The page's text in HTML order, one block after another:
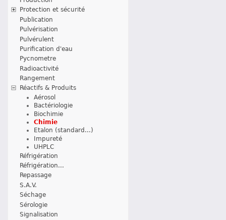
Protection et sécurité
Publication
Pulvérisation
Pulvérulent
Purification d'eau
Pycnometre
Radioactivité
Rangement
Réactifs & Produits
Aérosol
Bactériologie
Biochimie
Chimie
Etalon (standard...)
Impureté
UHPLC
Réfrigération
Réfrigération...
Repassage
S.A.V.
Séchage
Sérologie
Signalisation